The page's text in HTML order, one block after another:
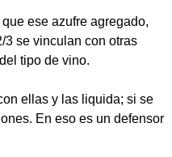
ese azufre agregado,
3 se vinculan con otras
tipo de vino.
ellas y las liquida; si se
En eso es un defensor